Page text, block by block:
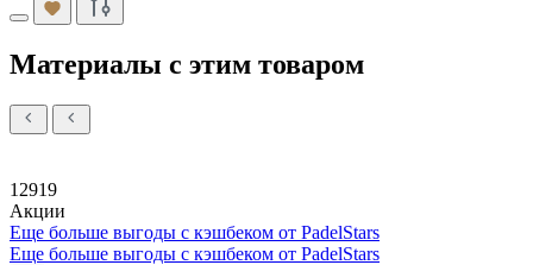
Материалы с этим товаром
12919
Акции
Еще больше выгоды с кэшбеком от PadelStars
Еще больше выгоды с кэшбеком от PadelStars